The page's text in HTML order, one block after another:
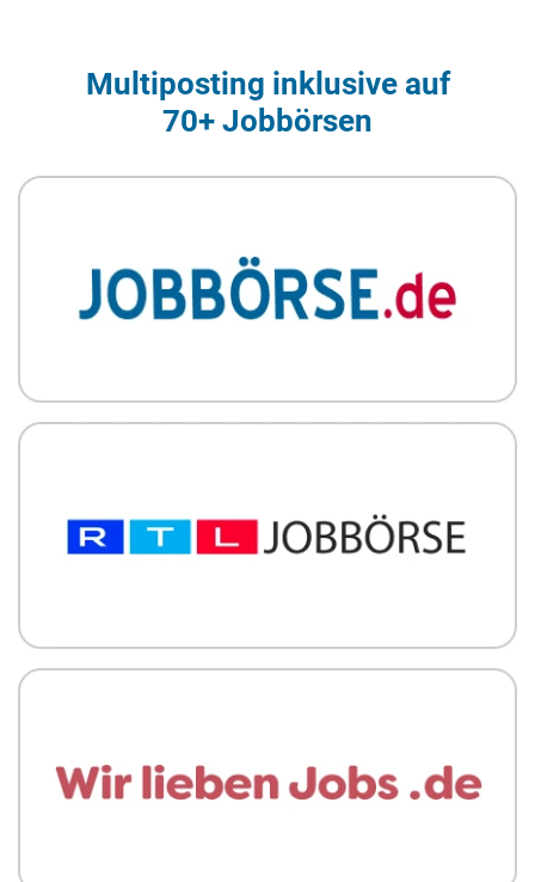
Multiposting inklusive auf
70+ Jobbörsen